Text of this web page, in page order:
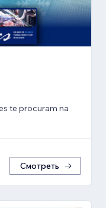
te procuram na
Смотреть